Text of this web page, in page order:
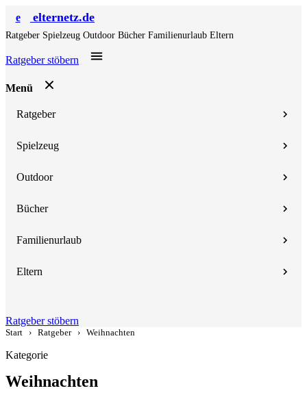
e elternetz.de
Ratgeber Spielzeug Outdoor Bücher Familienurlaub Eltern
Ratgeber stöbern
Menü
Ratgeber
Spielzeug
Outdoor
Bücher
Familienurlaub
Eltern
Ratgeber stöbern
Start › Ratgeber › Weihnachten
Kategorie
Weihnachten